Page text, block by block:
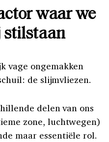
waar we
stilstaan
vage ongemakken
de slijmvliezen.
delen van ons
zone, luchtwegen)
maar essentiële rol.